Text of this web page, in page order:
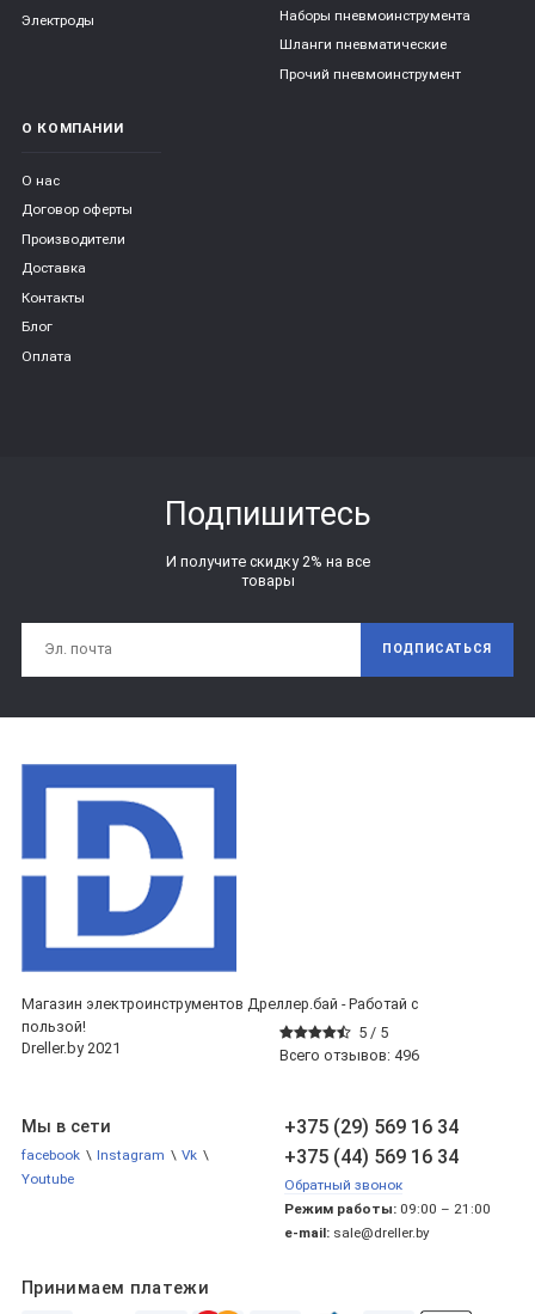
Электроды
Наборы пневмоинструмента
Шланги пневматические
Прочий пневмоинструмент
О КОМПАНИИ
О нас
Договор оферты
Производители
Доставка
Контакты
Блог
Оплата
Подпишитесь
И получите скидку 2% на все
товары
ПОДПИСАТЬСЯ
Магазин электроинструментов Дреллер.бай - Работай с
пользой!
5 / 5
Всего отзывов: 496
Dreller.by 2021
+375 (29) 569 16 34
+375 (44) 569 16 34
Обратный звонок
Режим работы: 09:00 – 21:00
e-mail: sale@dreller.by
Мы в сети
facebook \ Instagram \ Vk \
Youtube
Принимаем платежи